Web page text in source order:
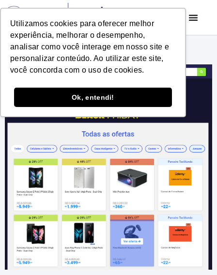
Utilizamos cookies para oferecer melhor
experiência, melhorar o desempenho,
analisar como você interage em nosso site e
personalizar conteúdo. Ao utilizar este site,
você concorda com o uso de cookies.
Ok, entendi!